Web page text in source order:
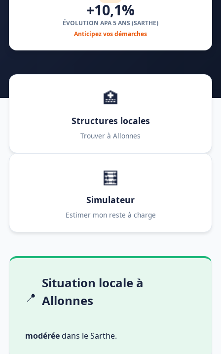
+10,1%
ÉVOLUTION APA 5 ANS (SARTHE)
Anticipez vos démarches
🏥
Structures locales
Trouver à Allonnes
🧮
Simulateur
Estimer mon reste à charge
📍
Situation locale à
Allonnes
modéréedans le Sarthe.